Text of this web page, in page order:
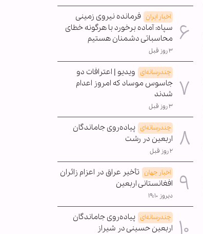
اخبار ایران فرمانده نیروی زمینی
سپاه: آماده برخورد با هرگونه خطای
محاسباتی دشمنان هستیم
۳ روز قبل
چندرسانه‌ای ویدیو | اعترافات دو
جاسوس موساد که امروز اعدام
شدند
۳ روز قبل
چندرسانه‌ای پیاده‌روی جاماندگان
اربعین در رشت
۲ روز قبل
اخبار جهان تأخیر عراق در اعزام زائران
افغانستانی اربعین
دیروز ۱۹:۱۰
چندرسانه‌ای پیاده‌روی جاماندگان
اربعین حسینی در شیراز